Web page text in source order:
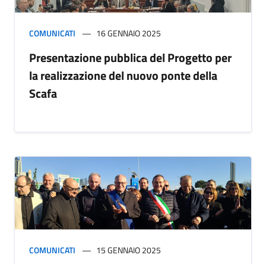
COMUNICATI 16 GENNAIO 2025
Presentazione pubblica del Progetto per
la realizzazione del nuovo ponte della
Scafa
COMUNICATI 15 GENNAIO 2025